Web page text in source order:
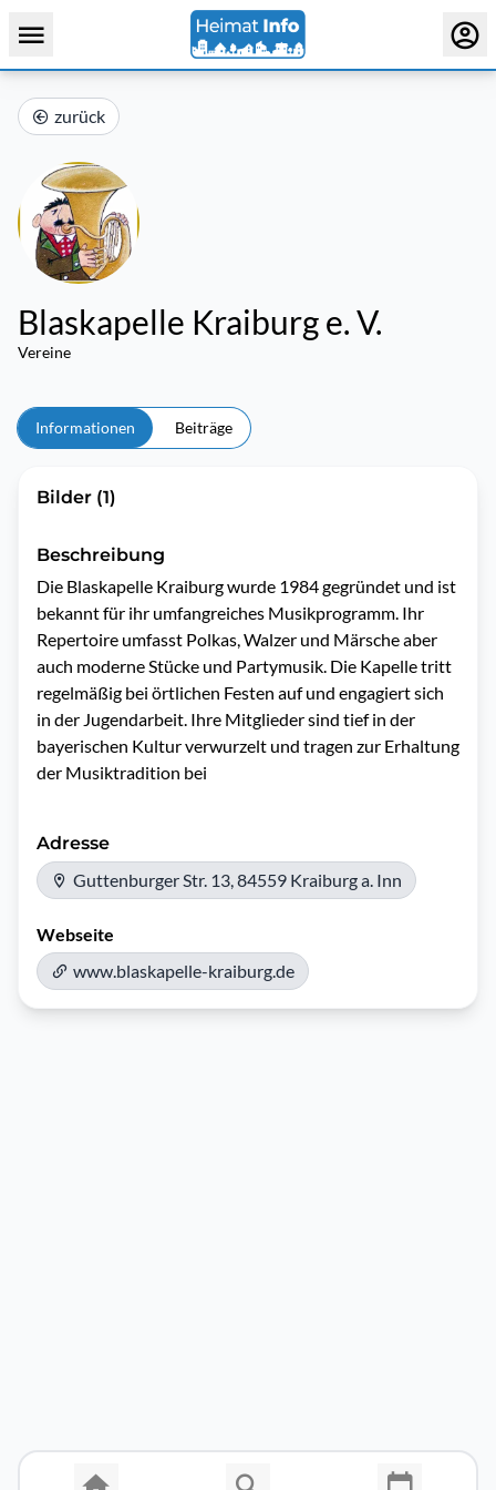
zurück
Blaskapelle Kraiburg e. V.
Vereine
Informationen Beiträge
Bilder (1)
Beschreibung
Die Blaskapelle Kraiburg wurde 1984 gegründet und ist
bekannt für ihr umfangreiches Musikprogramm. Ihr
Repertoire umfasst Polkas, Walzer und Märsche aber
auch moderne Stücke und Partymusik. Die Kapelle tritt
regelmäßig bei örtlichen Festen auf und engagiert sich
in der Jugendarbeit. Ihre Mitglieder sind tief in der
bayerischen Kultur verwurzelt und tragen zur Erhaltung
der Musiktradition bei
Adresse
Guttenburger Str. 13, 84559 Kraiburg a. Inn
Webseite
www.blaskapelle-kraiburg.de